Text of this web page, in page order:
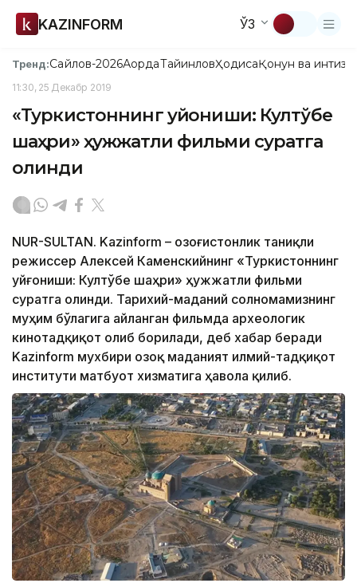
KAZINFORM ЎЗ
Тренд:Сайлов-2026АқордаТайинловҲодисаҚонун ва
11:30, 25 Декабр 2019
«Туркистоннинг уйғониши: Култўбе
шаҳри» ҳужжатли фильми суратга
олинди
NUR-SULTAN. Kazinform – Қозоғистонлик таниқли
режиссер Алексей Каменскийнинг «Туркистоннинг
уйғониши: Култўбе шаҳри» ҳужжатли фильми
суратга олинди. Тарихий-маданий солномамизнинг
муҳим бўлагига айланган фильмда археологик
кинотадқиқот олиб борилади, деб хабар беради
Kazinform мухбири Қозоқ маданият илмий-тадқиқот
институти матбуот хизматига ҳавола қилиб.